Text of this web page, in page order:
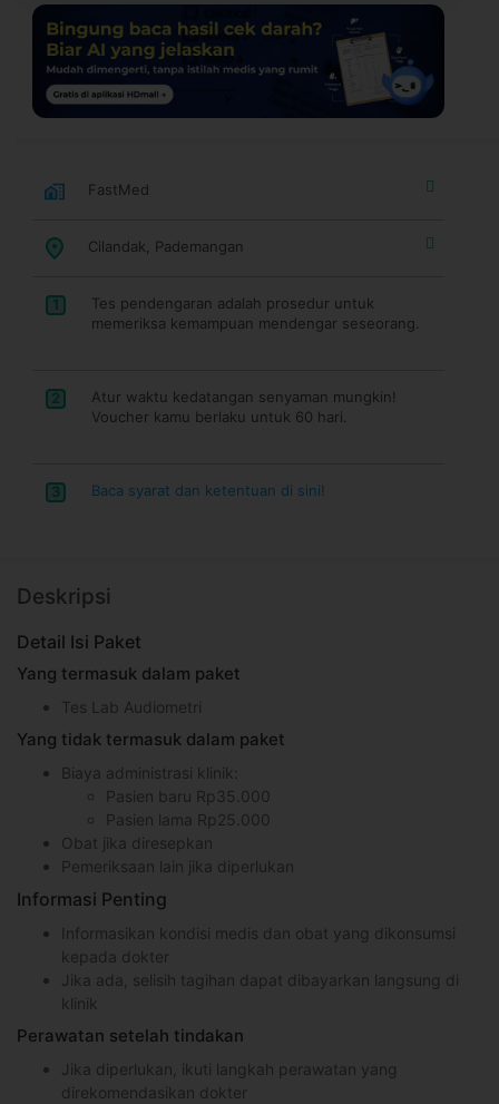
FastMed
Cilandak, Pademangan
1
Tes pendengaran adalah prosedur untuk
memeriksa kemampuan mendengar seseorang.
2
Atur waktu kedatangan senyaman mungkin!
Voucher kamu berlaku untuk 60 hari.
3 Baca syarat dan ketentuan di sini!
Deskripsi
Detail Isi Paket
Yang termasuk dalam paket
Tes Lab Audiometri
Yang tidak termasuk dalam paket
Biaya administrasi klinik:
Pasien baru Rp35.000
Pasien lama Rp25.000
Obat jika diresepkan
Pemeriksaan lain jika diperlukan
Informasi Penting
Informasikan kondisi medis dan obat yang dikonsumsi
kepada dokter
Jika ada, selisih tagihan dapat dibayarkan langsung di
klinik
Perawatan setelah tindakan
Jika diperlukan, ikuti langkah perawatan yang
direkomendasikan dokter